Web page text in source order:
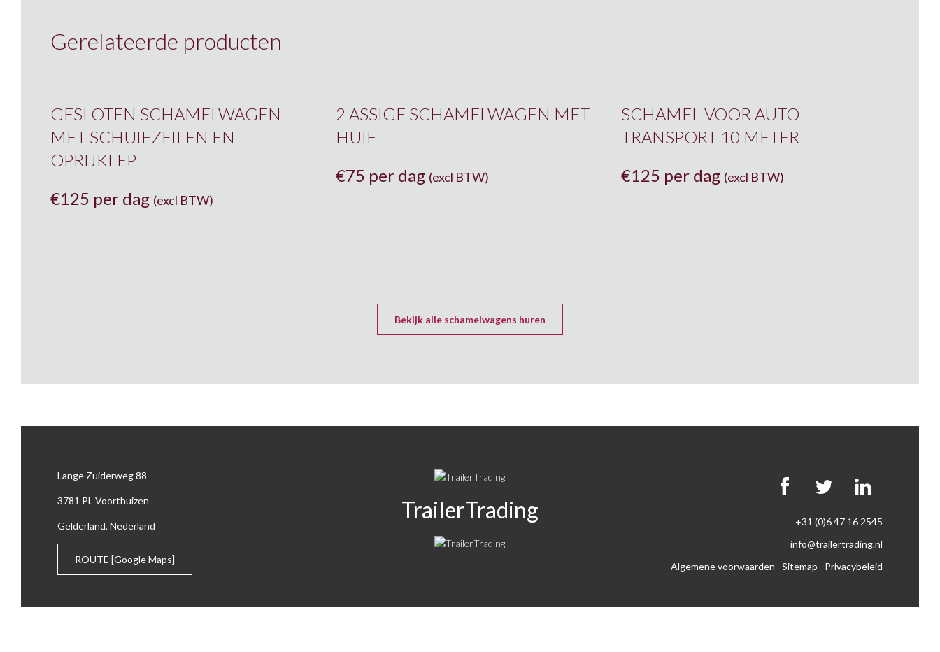
Gerelateerde producten
GESLOTEN SCHAMELWAGEN
MET SCHUIFZEILEN EN
OPRIJKLEP
€125 per dag (excl BTW)
2 ASSIGE SCHAMELWAGEN MET
HUIF
€75 per dag (excl BTW)
SCHAMEL VOOR AUTO
TRANSPORT 10 METER
€125 per dag (excl BTW)
Bekijk alle schamelwagens huren
Lange Zuiderweg 88
3781 PL Voorthuizen
Gelderland, Nederland
ROUTE [Google Maps]
TrailerTrading
+31 (0)6 47 16 2545
info@trailertrading.nl
Algemene voorwaarden
Sitemap Privacybeleid